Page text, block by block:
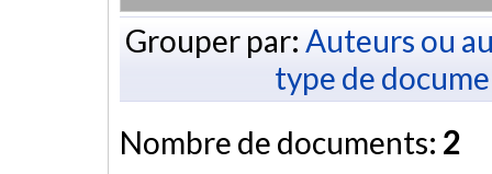
Grouper par: Auteurs ou
type de
Nombre de documents: 2